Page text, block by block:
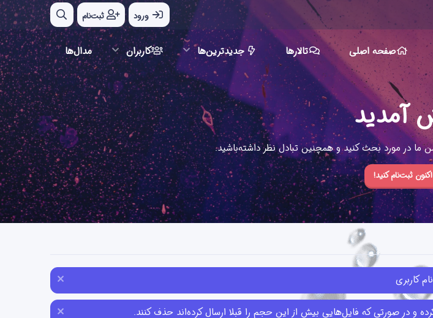
ورود ثبت‌نام
صفحه اصلی تالارها جدیدترین‌ها کاربران مدال‌ها
آمدید
ما در مورد بحث کنید و همچنین تبادل نظر داشته‌باشید.
اکنون ثبت‌نام کنید!
کاربری